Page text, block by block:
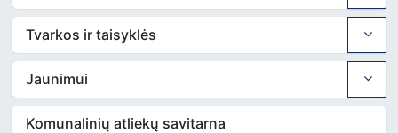
Tvarkos ir taisyklės
Jaunimui
Komunalinių atliekų savitarna